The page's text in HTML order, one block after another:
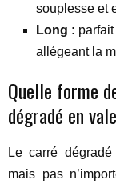
souplesse et
Long :
allégeant la
Quelle forme
dégradé en
Le carré
mais pas